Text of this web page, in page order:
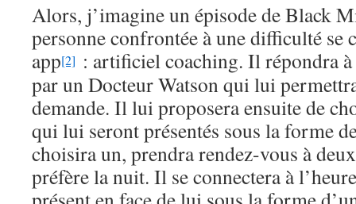
Alors, j’imagine un épisode de Black
personne confrontée à une difficulté se
app[2] : artificiel coaching. Il répondra à
par un Docteur Watson qui lui
demande. Il lui proposera ensuite de
qui lui seront présentés sous la forme
choisira un, prendra rendez-vous à
préfère la nuit. Il se connectera à